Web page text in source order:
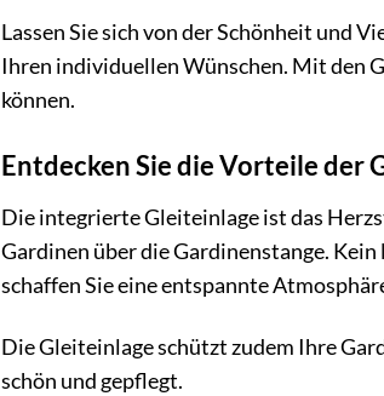
Lassen Sie sich von der Schönheit und
Ihren individuellen Wünschen. Mit den
können.
Entdecken Sie die Vorteile der
Die integrierte Gleiteinlage ist das
Gardinen über die Gardinenstange.
schaffen Sie eine entspannte
Die Gleiteinlage schützt zudem Ihre
schön und gepflegt.